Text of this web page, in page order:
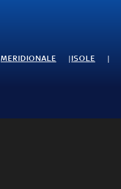
MERIDIONALE
ISOLE